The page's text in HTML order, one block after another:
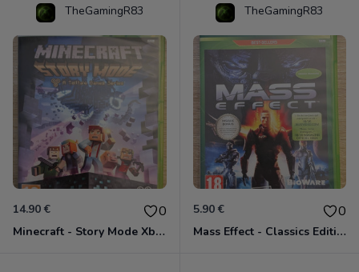
TheGamingR83
14.90 € 0
Minecraft - Story Mode Xbox 360
TheGamingR83
5.90 € 0
Mass Effect - Classics Edition Xbox 360